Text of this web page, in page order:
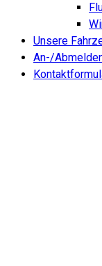
Unsere
An-/